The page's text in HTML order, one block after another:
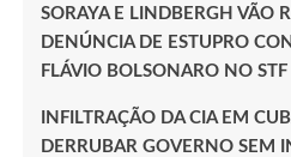
SORAYA E LINDBERGH VÃO
DENÚNCIA DE ESTUPRO
FLÁVIO BOLSONARO NO STF
INFILTRAÇÃO DA CIA EM
DERRUBAR GOVERNO SEM